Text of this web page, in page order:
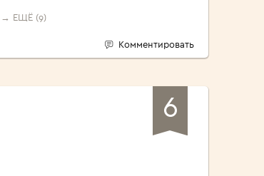
→ ЕЩЁ (9)
Комментировать
6